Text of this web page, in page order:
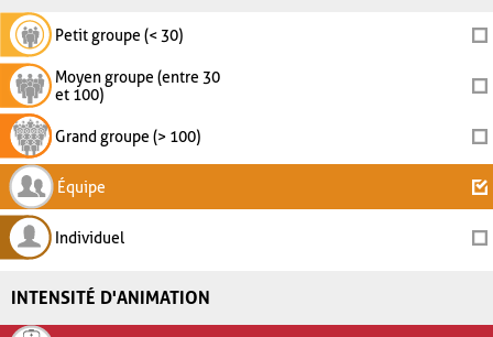
Petit groupe (< 30)
Moyen groupe (entre 30
et 100)
Grand groupe (> 100)
Équipe
Individuel
INTENSITÉ D'ANIMATION